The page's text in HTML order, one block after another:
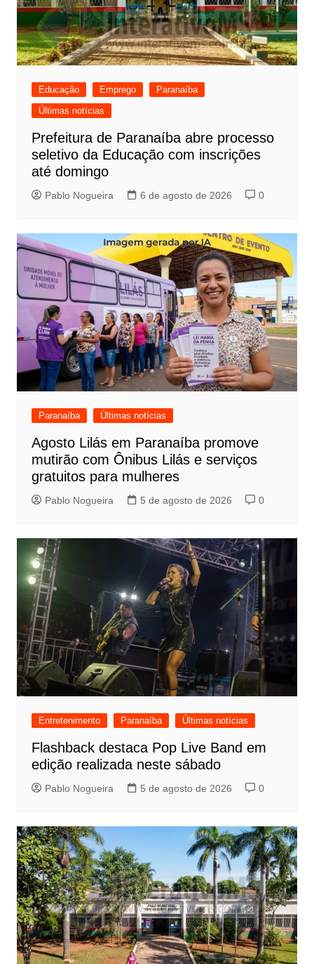
Educação Emprego
Paranaíba
Últimas notícias
Prefeitura de Paranaíba abre processo
seletivo da Educação com inscrições
até domingo
Pablo Nogueira 6 de agosto de 2026 0
Paranaíba Últimas notícias
Agosto Lilás em Paranaíba promove
mutirão com Ônibus Lilás e serviços
gratuitos para mulheres
Pablo Nogueira 5 de agosto de 2026 0
Entretenimento Paranaíba Últimas notícias
Flashback destaca Pop Live Band em
edição realizada neste sábado
Pablo Nogueira 5 de agosto de 2026 0